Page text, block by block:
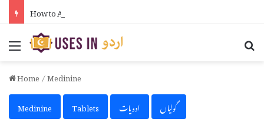
How to Activate iPhone Using 3uTools in Urdu
Menu
Home/Medinine
Medinine
Tablets ادویات گولیاں